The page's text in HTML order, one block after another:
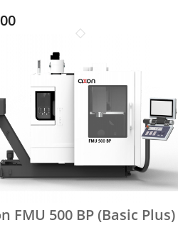
FMU 500 BP (Basic Plus)